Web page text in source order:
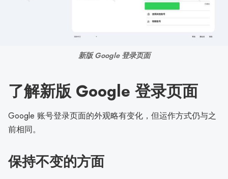
新版 Google 登录页面
了解新版 Google 登录页面
Google 账号登录页面的外观略有变化，但运作方式仍与之
前相同。
保持不变的方面